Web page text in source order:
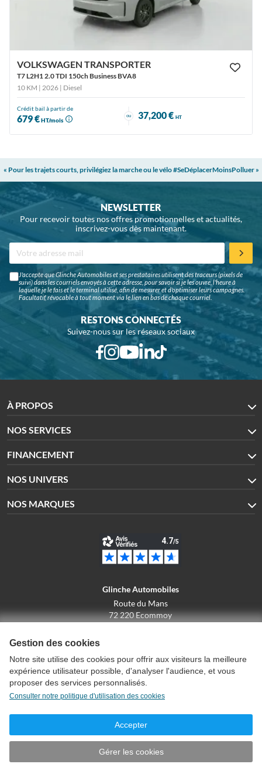
VOLKSWAGEN TRANSPORTER
T7 L2H1 2.0 TDI 150ch Business BVA8
10 KM | 2026 | Diesel
Crédit bail à partir de
679 €HT/mois
ou 37,200 € HT
« Pour les trajets courts, privilégiez la marche ou le vélo #SeDéplacerMoinsPolluer »
NEWSLETTER
Pour recevoir toutes nos offres promotionnelles et actualités,
inscrivez-vous dès maintenant.
J'accepte que Glinche Automobiles et ses prestataires utilisent des traceurs (pixels de
suivi) dans les courriels envoyés à cette adresse, pour savoir si je les ouvre, l'heure à
laquelle je le fais et le terminal utilisé, afin de mesurer et d'optimiser leurs campagnes.
Facultatif, révocable à tout moment via le lien en bas de chaque courriel.
RESTONS CONNECTÉS
Suivez-nous sur les réseaux sociaux
À PROPOS
NOS SERVICES
FINANCEMENT
NOS UNIVERS
NOS MARQUES
Glinche Automobiles
Route du Mans
72 220 Ecommoy
Conditions générales de vente
© Glinche Automobiles2026- v2.2.1
Gestion des cookies
Notre site utilise des cookies pour offrir aux visiteurs la meilleure
expérience utilisateur possible, d'analyser l'audience, et vous
proposer des services personnalisés.
Consulter notre politique d'utilisation des cookies
Accepter
Gérer les cookies